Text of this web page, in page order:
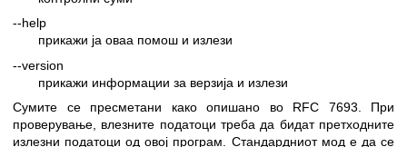
--help
прикажи ја оваа помош и излези
--version
прикажи информации за верзија и излези
Сумите се пресметани како опишано во RFC 7693. При
проверување, влезните податоци треба да бидат претходните
излезни податоци од овој програм. Стандардниот мод е да се